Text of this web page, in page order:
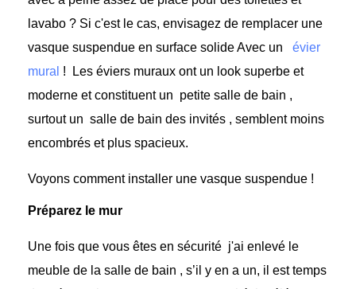
lavabo ? Si c'est le cas, envisagez de remplacer une
vasque suspendue en surface solideAvec un
évier
mural !
Les éviers muraux ont un look superbe et
moderne et constituent un petite salle de bain ,
surtout un salle de bain des invités , semblent moins
encombrés et plus spacieux.
Voyons comment installer une vasque suspendue !
Préparez le mur
Une fois que vous êtes en sécurité j'ai enlevé le
meuble de la salle de bain , s’il y en a un, il est temps